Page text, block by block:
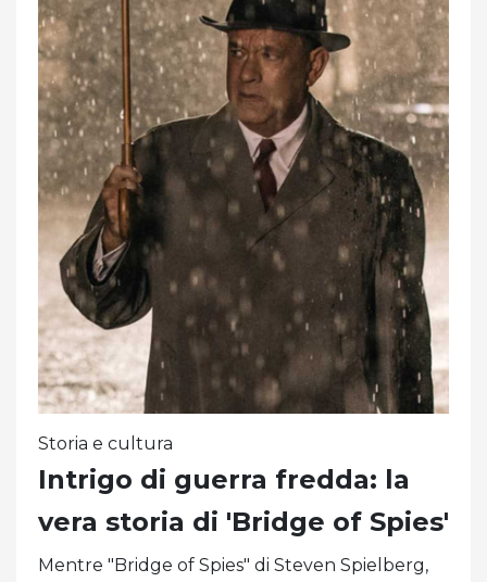
Storia e cultura
Intrigo di guerra fredda: la
vera storia di 'Bridge of Spies'
Mentre "Bridge of Spies" di Steven Spielberg,